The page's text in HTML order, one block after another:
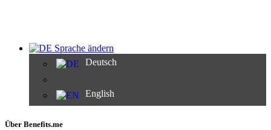
Sprache ändern
Deutsch
English
Über Benefits.me